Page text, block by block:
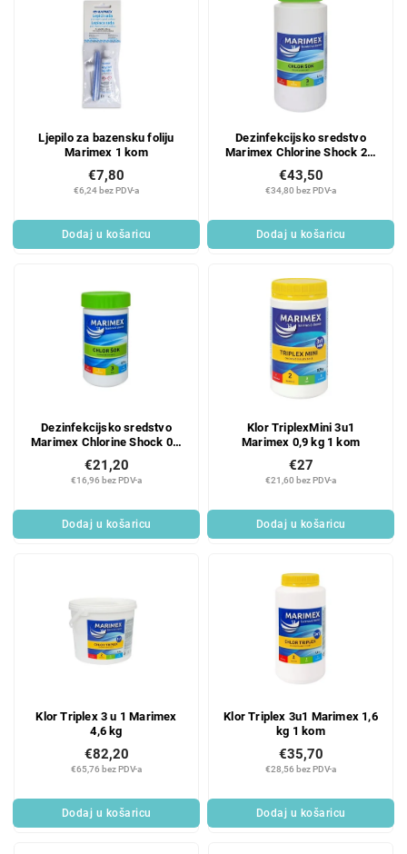
Ljepilo za bazensku foliju
Marimex 1 kom
€6,24 bez PDV-a
€7,80
Dodaj u košaricu
Dezinfekcijsko sredstvo
Marimex Chlorine Shock 2,7
€34,80 bez PDV-a
€43,50
Dodaj u košaricu
Dezinfekcijsko sredstvo
Marimex Chlorine Shock 0,9
€16,96 bez PDV-a
€21,20
Dodaj u košaricu
Klor TriplexMini 3u1
Marimex 0,9 kg 1 kom
€21,60 bez PDV-a
€27
Dodaj u košaricu
Klor Triplex 3 u 1 Marimex
4,6 kg
€65,76 bez PDV-a
€82,20
Dodaj u košaricu
Klor Triplex 3u1 Marimex 1,6
kg 1 kom
€28,56 bez PDV-a
€35,70
Dodaj u košaricu